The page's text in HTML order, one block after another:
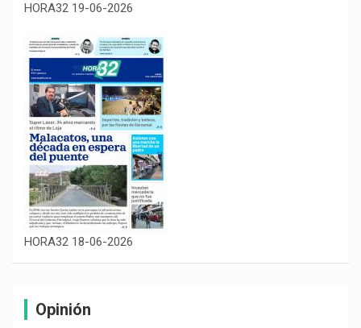
HORA32 19-06-2026
HORA32 18-06-2026
Opinión